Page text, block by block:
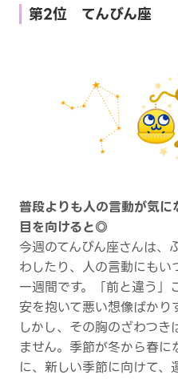
第2位 てんびん座
普段よりも人の言動が気
目を向けると◎
今週のてんびん座さんは、
わしたり、人の言動にもい
一週間です。「前と違う」
安を抱いて悪い想像ばかり
しかし、その胸のざわつき
ません。季節が冬から春に
に、新しい季節に向けて